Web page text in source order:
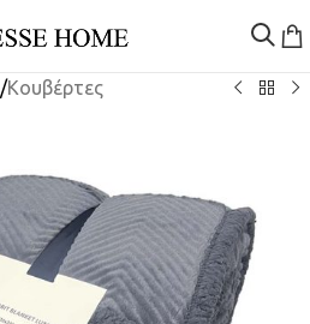
/Κουβέρτες